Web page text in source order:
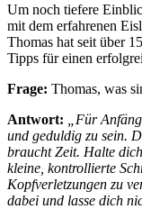
Um noch tiefere
mit dem erfahrenen
Thomas hat seit über
Tipps für einen
Frage: Thomas, was
Antwort:
„Für
und geduldig zu sein.
braucht Zeit. Halte
kleine, kontrollierte
Kopfverletzungen zu
dabei und lasse dich